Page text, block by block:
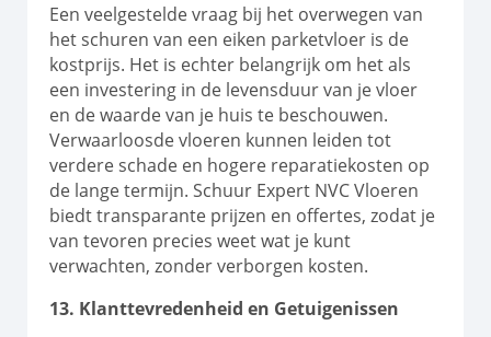
Een veelgestelde vraag bij het overwegen van
het schuren van een eiken parketvloer is de
kostprijs. Het is echter belangrijk om het als
een investering in de levensduur van je vloer
en de waarde van je huis te beschouwen.
Verwaarloosde vloeren kunnen leiden tot
verdere schade en hogere reparatiekosten op
de lange termijn. Schuur Expert NVC Vloeren
biedt transparante prijzen en offertes, zodat je
van tevoren precies weet wat je kunt
verwachten, zonder verborgen kosten.
13. Klanttevredenheid en Getuigenissen